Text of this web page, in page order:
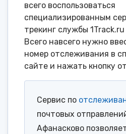
всего воспользоваться
специализированным
трекинг службы 1Track.ru
Всего навсего нужно
номер отслеживания в
сайте и нажать кнопку
Сервис по
почтовых
Афанасково